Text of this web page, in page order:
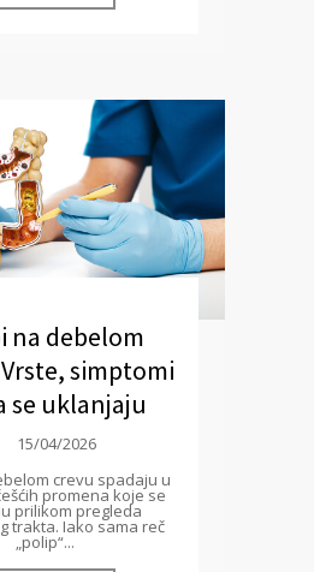
na debelom
simptomi
se uklanjaju
15/04/2026
crevu spadaju u
promena koje se
prilikom pregleda
trakta. Iako sama reč
„polip“...